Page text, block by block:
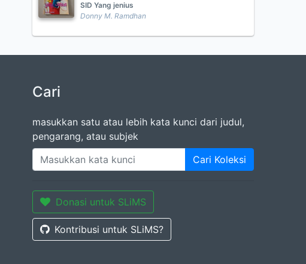
SID Yang jenius
Donny M. Ramdhan
Cari
masukkan satu atau lebih kata kunci dari judul,
pengarang, atau subjek
Cari Koleksi
Donasi untuk SLiMS
Kontribusi untuk SLiMS?